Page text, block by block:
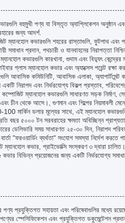
বহুমুখী পণ্য যা বিস্তৃত অ্যাপ্লিকেশন অনুষ্ঠান
জন্য আদর্শ.
কভারগুলি শহরের রাস্তাগুলি, ফুটপাথ এবং
সমাধান প্রদান, পথচারী ও যানবাহনের নিরাপত্তা
কভারগুলি কারখানা, গুদাম এবং বিদ্যুৎ
গ্লাস ম্যানহোল কভার এবং অ্যাক্সেস পয়েন্ট রক্ষা
আবাসিক কমিউনিটি, আবাসিক এলাকা,
নিরাপদ এবং নির্ভরযোগ্য বিকল্প প্রস্তাব,
ম্যানহোল কভারগুলি সাধারণত সড়ক নির্মাণ,
চীন থেকে আসে।, গুণমান এবং শিল্পের নিয়মাবলী
মার্কিন ডলার মূল্যের সাথে, এই ম্যানহোল
বছর ৫০০০ টন সরবরাহের ক্ষমতা অবিচ্ছিন্ন
ডেলিভারি সময় সাধারণত ২৫-৩০ দিন, নিরাপদ
ব্যর্থতা" সংযোগ সমস্যা নির্দেশ করতে
কভার, প্রাইভোক্সি সংস্করণ ৩ দ্বারা
বিভিন্ন প্রয়োজনের জন্য একটি নির্ভরযোগ্য
প্রযুক্তিগত সহায়তা এবং পরিষেবাগুলির মধ্যে
পণ্যের স্পেসিফিকেশন এবং প্রযুক্তিগত ডকুমেন্টেশন